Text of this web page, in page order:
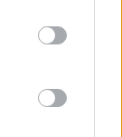
more Google
including but
may click to
tags to
e Kylie